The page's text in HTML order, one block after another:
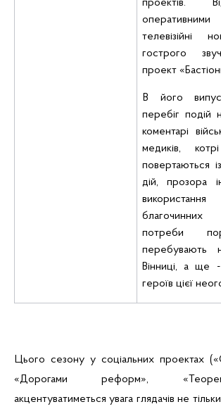
проектів.
телевізійні
гострого
проект
В його
перебіг подій
коментарі
медиків,
повертаються
дій, прозора
потреби
перебувають
Вінниці, а ще
героїв цієї
Цього сезону у соціальних проектах
«Дорогами реформ»,
акцентуватиметься увага глядачів не